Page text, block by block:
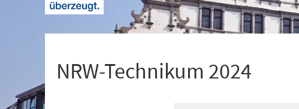
NRW-Technikum 2024